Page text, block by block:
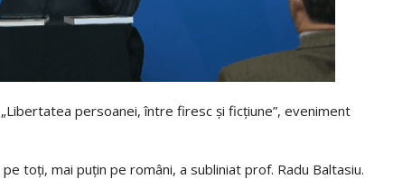
persoanei, între firesc și ficțiune”, eveniment
toți, mai puțin pe români, a subliniat prof. Radu Baltasiu.